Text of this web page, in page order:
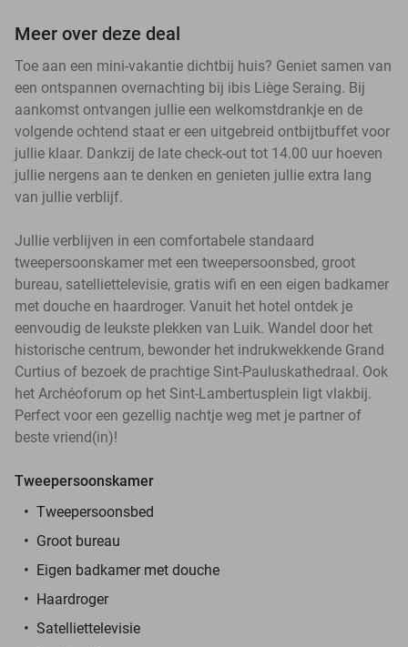
Meer over deze deal
Toe aan een mini-vakantie dichtbij huis? Geniet samen van
een ontspannen overnachting bij ibis Liège Seraing. Bij
aankomst ontvangen jullie een welkomstdrankje en de
volgende ochtend staat er een uitgebreid ontbijtbuffet voor
jullie klaar. Dankzij de late check-out tot 14.00 uur hoeven
jullie nergens aan te denken en genieten jullie extra lang
van jullie verblijf.
Jullie verblijven in een comfortabele standaard
tweepersoonskamer met een tweepersoonsbed, groot
bureau, satelliettelevisie, gratis wifi en een eigen badkamer
met douche en haardroger. Vanuit het hotel ontdek je
eenvoudig de leukste plekken van Luik. Wandel door het
historische centrum, bewonder het indrukwekkende Grand
Curtius of bezoek de prachtige Sint-Pauluskathedraal. Ook
het Archéoforum op het Sint-Lambertusplein ligt vlakbij.
Perfect voor een gezellig nachtje weg met je partner of
beste vriend(in)!
Tweepersoonskamer
Tweepersoonsbed
Groot bureau
Eigen badkamer met douche
Haardroger
Satelliettelevisie